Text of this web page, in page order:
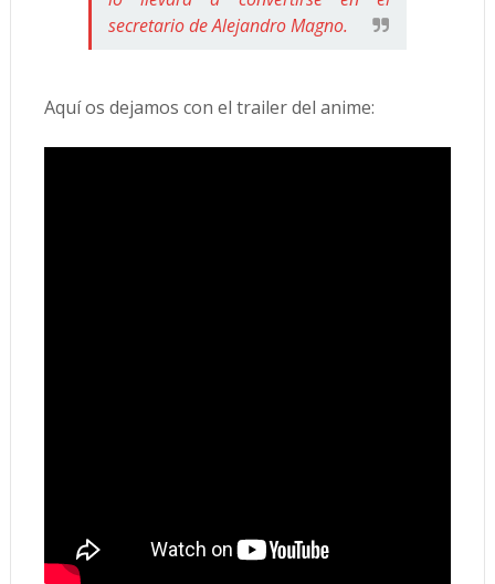
secretario de Alejandro Magno.
Aquí os dejamos con el trailer del anime: